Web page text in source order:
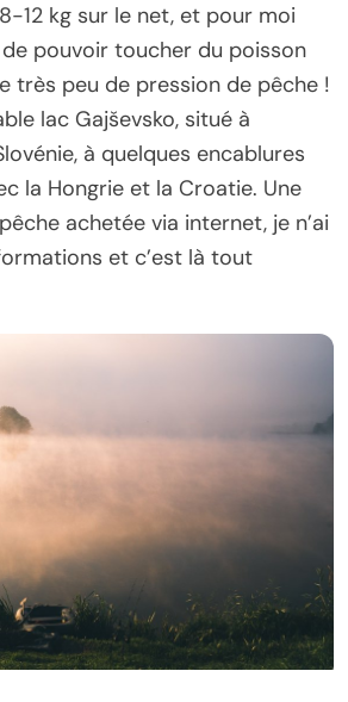
12 kg sur le net, et pour moi
pouvoir toucher du poisson
très peu de pression de pêche !
lac Gajševsko, situé à
à quelques encablures
la Hongrie et la Croatie. Une
achetée via internet, je n’ai
et c’est là tout